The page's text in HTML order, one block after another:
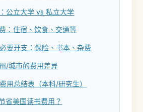
公立大学 vs 私立大学
：住宿、饮食、交通等
要开支：保险、书本、杂费
/城市的费用差异
用总结表（本科/研究生）
省美国读书费用？